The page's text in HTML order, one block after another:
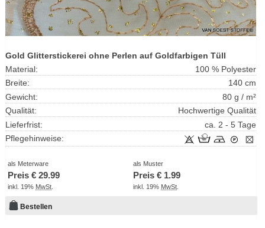
Gold Glitterstickerei ohne Perlen auf Goldfarbigen Tüll
Material:
100 % Polyester
Breite:
140 cm
Gewicht:
80 g / m²
Qualität:
Hochwertige Qualität
Lieferfrist:
ca. 2 - 5 Tage
Pflegehinweise:
als Meterware
Preis € 29.99
inkl. 19% MwSt
als Muster
Preis € 1.99
inkl. 19% MwSt
Bestellen